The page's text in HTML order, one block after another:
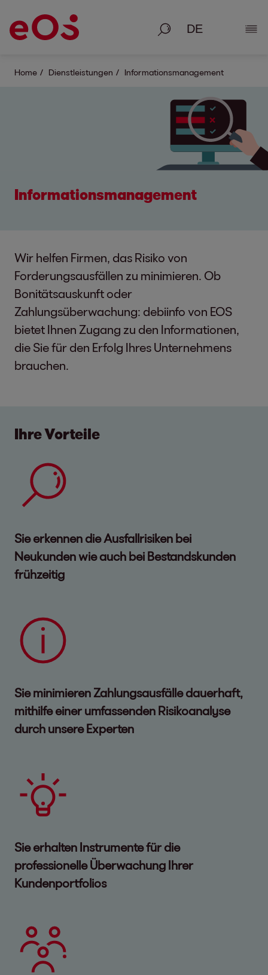
Suche
Home Dienstleistungen Informationsmanagement
Informations­management
Wir helfen Firmen, das Risiko von
Forderungsausfällen zu minimieren. Ob
Bonitätsauskunft oder
Zahlungsüberwachung: debiinfo von EOS
bietet Ihnen Zugang zu den Informationen,
die Sie für den Erfolg Ihres Unternehmens
brauchen.
Ihre Vorteile
Sie erkennen die Ausfallrisiken bei
Neukunden wie auch bei Bestandskunden
frühzeitig
Sie minimieren Zahlungsausfälle dauerhaft,
mithilfe einer umfassenden Risikoanalyse
durch unsere Experten
Sie erhalten Instrumente für die
professionelle Überwachung Ihrer
Kundenportfolios